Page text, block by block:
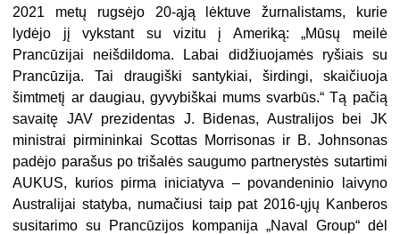
2021 metų rugsėjo 20-ąją lėktuve žurnalistams, kurie
lydėjo jį vykstant su vizitu į Ameriką: „Mūsų meilė
Prancūzijai neišdildoma. Labai didžiuojamės ryšiais su
Prancūzija. Tai draugiški santykiai, širdingi, skaičiuoja
šimtmetį ar daugiau, gyvybiškai mums svarbūs.“ Tą pačią
savaitę JAV prezidentas J. Bidenas, Australijos bei JK
ministrai pirmininkai Scottas Morrisonas ir B. Johnsonas
padėjo parašus po trišalės saugumo partnerystės sutartimi
AUKUS, kurios pirma iniciatyva – povandeninio laivyno
Australijai statyba, numačiusi taip pat 2016-ųjų Kanberos
susitarimo su Prancūzijos kompanija „Naval Group“ dėl